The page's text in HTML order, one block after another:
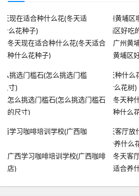
冬天现在适合种什么花(冬天适合
种什么花种子)
广州黄
黄埔区
怎么挑选门槛石(怎么挑选门槛石
的尺寸)
冬天种
种什么
广西学习咖啡培训学校(广西咖啡
店)
冬天客
适合养